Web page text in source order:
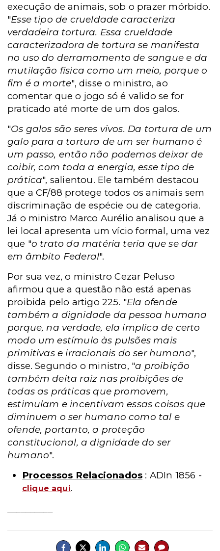
execução de animais, sob o prazer mórbido.
"Esse tipo de crueldade caracteriza
verdadeira tortura. Essa crueldade
caracterizadora de tortura se manifesta
no uso do derramamento de sangue e da
mutilação física como um meio, porque o
fim é a morte", disse o ministro, ao
comentar que o jogo só é valido se for
praticado até morte de um dos galos.
"Os galos são seres vivos. Da tortura de um
galo para a tortura de um ser humano é
um passo, então não podemos deixar de
coibir, com toda a energia, esse tipo de
prática", salientou. Ele também destacou
que a CF/88 protege todos os animais sem
discriminação de espécie ou de categoria.
Já o ministro Marco Aurélio analisou que a
lei local apresenta um vício formal, uma vez
que "o trato da matéria teria que se dar
em âmbito Federal".
Por sua vez, o ministro Cezar Peluso
afirmou que a questão não está apenas
proibida pelo artigo 225. "Ela ofende
também a dignidade da pessoa humana
porque, na verdade, ela implica de certo
modo um estímulo às pulsões mais
primitivas e irracionais do ser humano",
disse. Segundo o ministro, "a proibição
também deita raiz nas proibições de
todas as práticas que promovem,
estimulam e incentivam essas coisas que
diminuem o ser humano como tal e
ofende, portanto, a proteção
constitucional, a dignidade do ser
humano".
Processos Relacionados : ADIn 1856 -
clique aqui.